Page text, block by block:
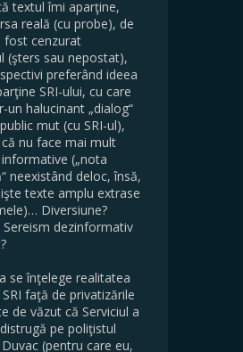
textul îmi aparţine,
reală (cu probe), de
fost cenzurat
(şters sau nepostat),
preferând ideea
SRI-ului, cu care
un halucinant „dialog“
mut (cu SRI-ul),
nu face mai mult
(„nota
neexistând deloc, însă,
texte amplu extrase
Diversiune?
Sereism dezinformativ
se înţelege realitatea
faţă de privatizările
de văzut că Serviciul a
pe poliţistul
(pentru care eu,